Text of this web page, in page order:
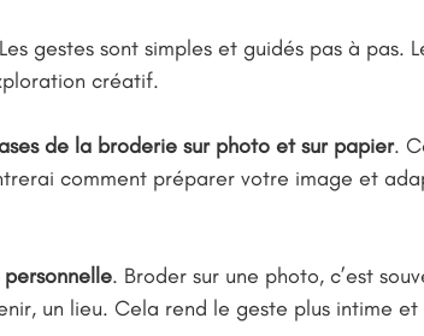
gestes sont simples et guidés pas à pas.
créatif.
de la broderie sur photo et sur papier.
comment préparer votre image et
. Broder sur une photo, c’est
un lieu. Cela rend le geste plus intime